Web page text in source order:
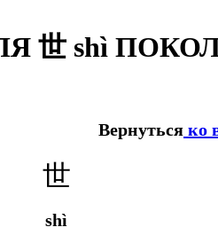
世 shì
Вернуться ко
世
shì